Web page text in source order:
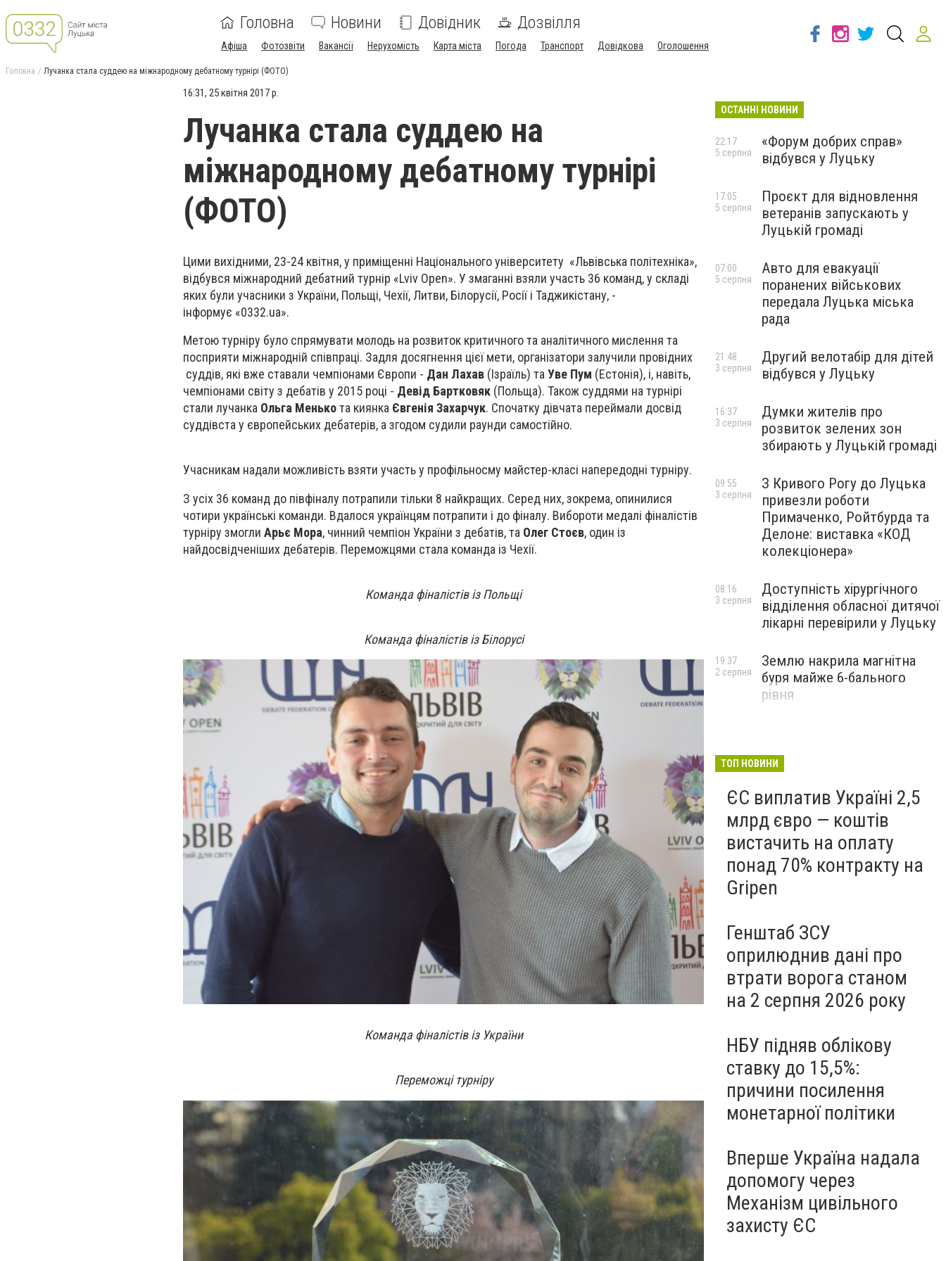
Головна Новини Довідник Дозвілля
Афіша Фотозвіти Вакансії Нерухомість Карта міста Погода Транспорт Довідкова Оголошення
Головна Лучанка стала суддею на міжнародному дебатному турнірі (ФОТО)
16:31, 25 квітня 2017 р.
Лучанка стала суддею на
міжнародному дебатному турнірі
(ФОТО)
Цими вихідними, 23-24 квітня, у приміщенні Національного університету «Львівська політехніка»,
відбувся міжнародний дебатний турнір «Lviv Open». У змаганні взяли участь 36 команд, у складі
яких були учасники з України, Польщі, Чехії, Литви, Білорусії, Росії і Таджикістану, -
інформує «0332.ua».
Метою турніру було спрямувати молодь на розвиток критичного та аналітичного мислення та
посприяти міжнародній співпраці. Задля досягнення цієї мети, організатори залучили провідних
суддів, які вже ставали чемпіонами Європи - Дан Лахав (Ізраїль) та Уве Пум (Естонія), і, навіть,
чемпіонами світу з дебатів у 2015 році - Девід Бартковяк (Польща). Також суддями на турнірі
стали лучанка Ольга Менькота киянка Євгенія Захарчук. Спочатку дівчата переймали досвід
суддівста у європейських дебатерів, а згодом судили раунди самостійно.
Учасникам надали можливість взяти участь у профільносму майстер-класі напередодні турніру.
З усіх 36 команд до півфіналу потрапили тільки 8 найкращих. Серед них, зокрема, опинилися
чотири українські команди. Вдалося українцям потрапити і до фіналу. Вибороти медалі фіналістів
турніру змогли Арьє Мора, чинний чемпіон України з дебатів, та Олег Стоєв, один із
найдосвідченіших дебатерів. Переможцями стала команда із Чехії.
Команда фіналістів із Польщі
Команда фіналістів із Білорусі
Команда фіналістів із України
Переможці турніру
ОСТАННІ НОВИНИ
«Форум добрих справ»
відбувся у Луцьку
22:17
5 серпня
Проєкт для відновлення
ветеранів запускають у
Луцькій громаді
17:05
5 серпня
Авто для евакуації
поранених військових
передала Луцька міська
рада
07:00
5 серпня
Другий велотабір для дітей
відбувся у Луцьку
21:48
3 серпня
Думки жителів про
розвиток зелених зон
збирають у Луцькій громаді
16:37
3 серпня
З Кривого Рогу до Луцька
привезли роботи
Примаченко, Ройтбурда та
Делоне: виставка «КОД
колекціонера»
09:55
3 серпня
Доступність хірургічного
відділення обласної дитячої
лікарні перевірили у Луцьку
08:16
3 серпня
Землю накрила магнітна
буря майже 6-бального
рівня
19:37
2 серпня
ТОП НОВИНИ
ЄС виплатив Україні 2,5
млрд євро — коштів
вистачить на оплату
понад 70% контракту на
Gripen
Генштаб ЗСУ
оприлюднив дані про
втрати ворога станом
на 2 серпня 2026 року
НБУ підняв облікову
ставку до 15,5%:
причини посилення
монетарної політики
Вперше Україна надала
допомогу через
Механізм цивільного
захисту ЄС